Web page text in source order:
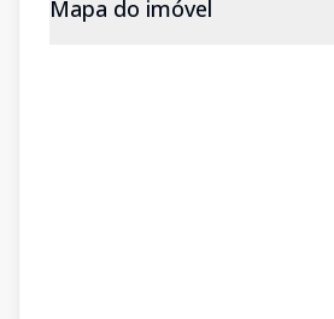
Mapa do imóvel